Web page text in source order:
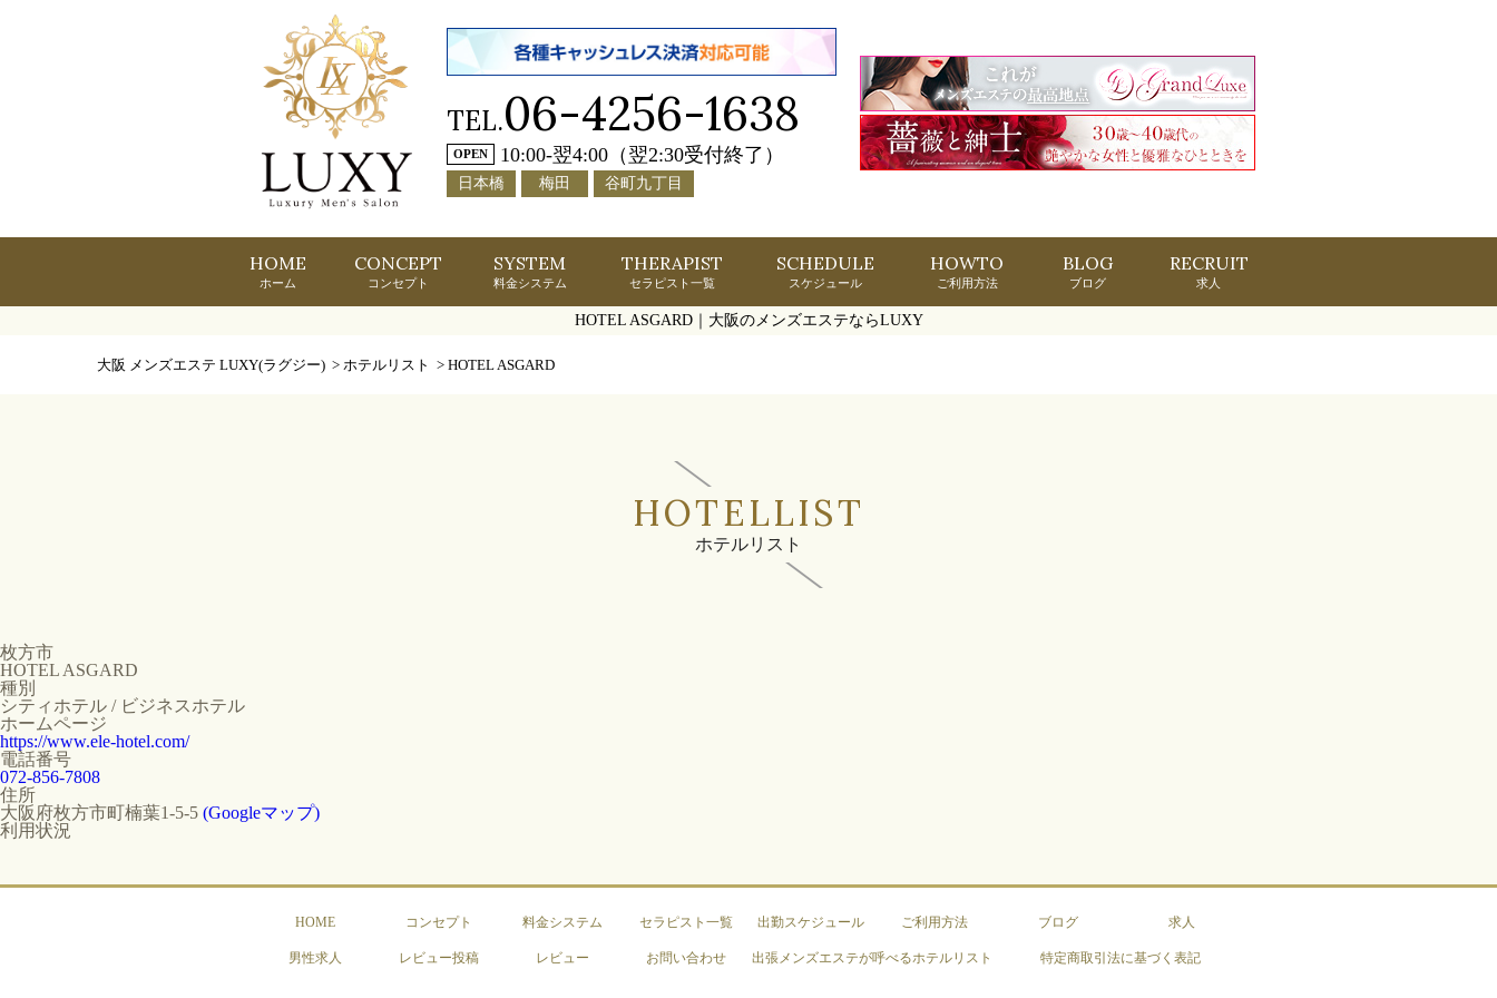
TEL.06-4256-1638
OPEN 10:00-翌4:00（翌2:30受付終了）
日本橋 梅田 谷町九丁目
HOME
ホーム
CONCEPT
コンセプト
SYSTEM
料金システム
THERAPIST
セラピスト一覧
SCHEDULE
スケジュール
HOWTO
ご利用方法
BLOG
ブログ
RECRUIT
求人
HOTEL ASGARD｜大阪のメンズエステならLUXY
大阪 メンズエステ LUXY(ラグジー) > ホテルリスト > HOTEL ASGARD
HOTELLIST
ホテルリスト
枚方市
HOTEL ASGARD
種別
シティホテル / ビジネスホテル
ホームページ
https://www.ele-hotel.com/
電話番号
072-856-7808
住所
大阪府枚方市町楠葉1-5-5 (Googleマップ)
利用状況
HOME コンセプト 料金システム セラピスト一覧 出勤スケジュール ご利用方法 ブログ 求人
男性求人 レビュー投稿 レビュー お問い合わせ 出張メンズエステが呼べるホテルリスト 特定商取引法に基づく表記